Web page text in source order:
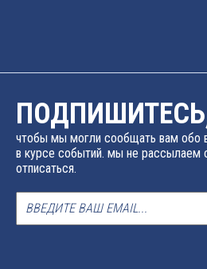
чтобы мы могли сообщать вам обо
в курсе событий. мы не рассылаем
отписаться.